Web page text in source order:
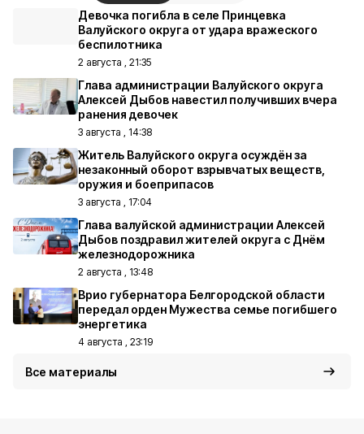
Девочка погибла в селе Принцевка
Валуйского округа от удара вражеского
беспилотника
2 августа , 21:35
Глава администрации Валуйского округа
Алексей Дыбов навестил получивших вчера
ранения девочек
3 августа , 14:38
Житель Валуйского округа осуждён за
незаконный оборот взрывчатых веществ,
оружия и боеприпасов
3 августа , 17:04
Глава валуйской администрации Алексей
Дыбов поздравил жителей округа с Днём
железнодорожника
2 августа , 13:48
Врио губернатора Белгородской области
передал орден Мужества семье погибшего
энергетика
4 августа , 23:19
Все материалы